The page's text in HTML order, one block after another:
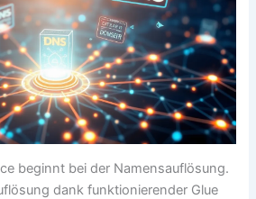
beginnt bei der Namensauflösung.
dank funktionierender Glue